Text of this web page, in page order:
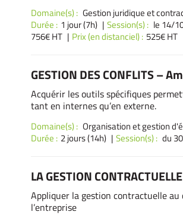
Domaine(s) : Gestion juridique et
Durée : 1 jour (7h) Session(s) : le 14/
756€ HT
Prix (en distanciel) : 525€ HT
GESTION DES CONFLITS
Acquérir les outils spécifiques
tant en internes qu’en externe.
Domaine(s) : Organisation et gestion
Durée : 2 jours (14h) Session(s) : du
LA GESTION
Appliquer la gestion contractuelle
l’entreprise